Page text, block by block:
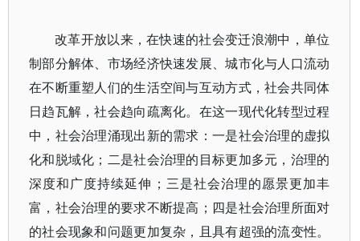
改革开放以来，在快速的社会变迁浪潮中，单位
制部分解体、市场经济快速发展、城市化与人口流动
在不断重塑人们的生活空间与互动方式，社会共同体
日趋瓦解，社会趋向疏离化。在这一现代化转型过程
中，社会治理涌现出新的需求：一是社会治理的虚拟
化和脱域化；二是社会治理的目标更加多元，治理的
深度和广度持续延伸；三是社会治理的愿景更加丰
富，社会治理的要求不断提高；四是社会治理所面对
的社会现象和问题更加复杂，且具有超强的流变性。